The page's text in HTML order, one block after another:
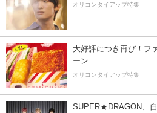
オリコンタイアップ特集
大好評につき再び！フ
ーン
オリコンタイアップ特集
SUPER★DRAGON、